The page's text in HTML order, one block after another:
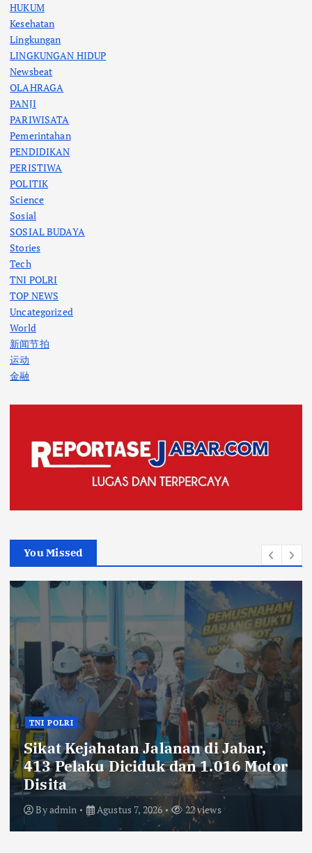
HUKUM
Kesehatan
Lingkungan
LINGKUNGAN HIDUP
Newsbeat
OLAHRAGA
PANJI
PARIWISATA
Pemerintahan
PENDIDIKAN
PERISTIWA
POLITIK
Science
Sosial
SOSIAL BUDAYA
Stories
Tech
TNI POLRI
TOP NEWS
Uncategorized
World
新闻节拍
运动
金融
You Missed
TNI POLRI
Sikat Kejahatan Jalanan di Jabar,
413 Pelaku Diciduk dan 1.016 Motor
Disita
Byadmin Agustus 7, 2026 22 views